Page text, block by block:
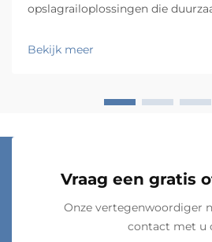
opslagrailoplossingen die
brengen, terwijl ze tegelijkertijd
specifieke operationele eisen.
Bekijk meer
Vraag een gratis
Onze vertegenwoordiger
contact met u